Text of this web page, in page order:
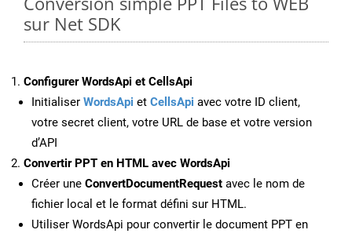
sur Net SDK
Configurer WordsApi et CellsApi
Initialiser WordsApi et CellsApi avec votre ID client,
votre secret client, votre URL de base et votre version
d’API
Convertir PPT en HTML avec WordsApi
Créer une ConvertDocumentRequest avec le nom de
fichier local et le format défini sur HTML.
Utiliser WordsApi pour convertir le document PPT en